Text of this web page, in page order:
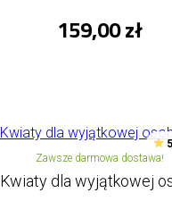
159,00 zł
Zawsze darmowa dostawa!
Kwiaty dla wyjątkowej